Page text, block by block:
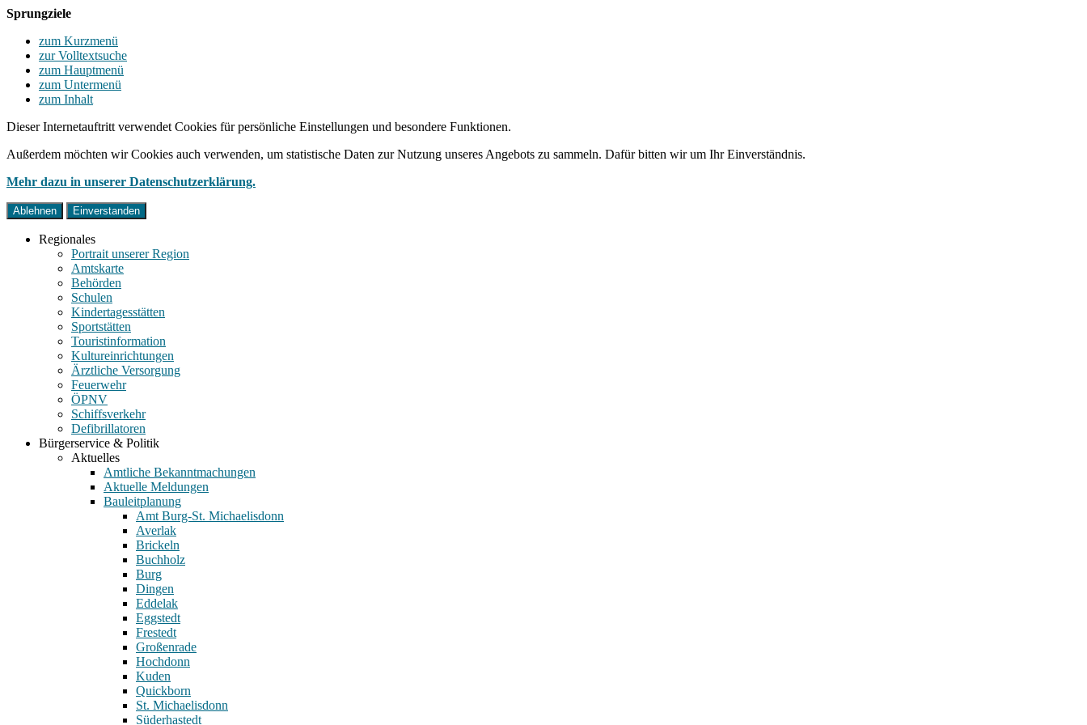
Sprungziele
zum Kurzmenü
zur Volltextsuche
zum Hauptmenü
zum Untermenü
zum Inhalt
Dieser Internetauftritt verwendet Cookies für persönliche Einstellungen und besondere Funktionen.
Außerdem möchten wir Cookies auch verwenden, um statistische Daten zur Nutzung unseres Angebots zu sammeln. Dafür bitten wir um Ihr Einverständnis.
Mehr dazu in unserer Datenschutzerklärung.
Ablehnen Einverstanden
Regionales
Portrait unserer Region
Amtskarte
Behörden
Schulen
Kindertagesstätten
Sportstätten
Touristinformation
Kultureinrichtungen
Ärztliche Versorgung
Feuerwehr
ÖPNV
Schiffsverkehr
Defibrillatoren
Bürgerservice & Politik
Aktuelles
Amtliche Bekanntmachungen
Aktuelle Meldungen
Bauleitplanung
Amt Burg-St. Michaelisdonn
Averlak
Brickeln
Buchholz
Burg
Dingen
Eddelak
Eggstedt
Frestedt
Großenrade
Hochdonn
Kuden
Quickborn
St. Michaelisdonn
Süderhastedt